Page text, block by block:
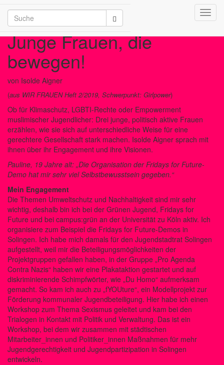
/2026
Junge Frauen, die
bewegen!
von Isolde Aigner
(aus WIR FRAUEN Heft 2/2019, Schwerpunkt: Girlpower)
Ob für Klimaschutz, LGBTI-Rechte oder Empowerment
muslimischer Jugendlicher: Drei junge, politisch aktive Frauen
erzählen, wie sie sich auf unterschiedliche Weise für eine
gerechtere Gesellschaft stark machen. Isolde Aigner sprach mit
ihnen über ihr Engagement und ihre Visionen.
Pauline, 19 Jahre alt: „Die Organisation der Fridays for Future-
Demo hat mir sehr viel Selbstbewusstsein gegeben.“
Mein Engagement
Die Themen Umweltschutz und Nachhaltigkeit sind mir sehr
wichtig, deshalb bin ich bei der Grünen Jugend, Fridays for
Future und bei campus:grün an der Universität zu Köln aktiv. Ich
organisiere zum Beispiel die Fridays for Future-Demos in
Solingen. Ich habe mich damals für den Jugendstadtrat Solingen
aufgestellt, weil mir die Beteiligungsmöglichkeiten der
Projektgruppen gefallen haben, in der Gruppe „Pro Agenda
Contra Nazis“ haben wir eine Plakataktion gestartet und auf
diskriminierende Schimpfwörter, wie „Du Homo“ aufmerksam
gemacht. So kam ich auch zu „fYOUture“, ein Modellprojekt zur
Förderung kommunaler Jugendbeteiligung. Hier habe ich einen
Workshop zum Thema Sexismus geleitet und kam bei den
Trialogen in Kontakt mit Politik und Verwaltung. Das ist ein
Workshop, bei dem wir zusammen mit städtischen
Mitarbeiter_innen und Politiker_innen Maßnahmen für mehr
Jugendgerechtigkeit und Jugendpartizipation in Solingen
entwickeln.